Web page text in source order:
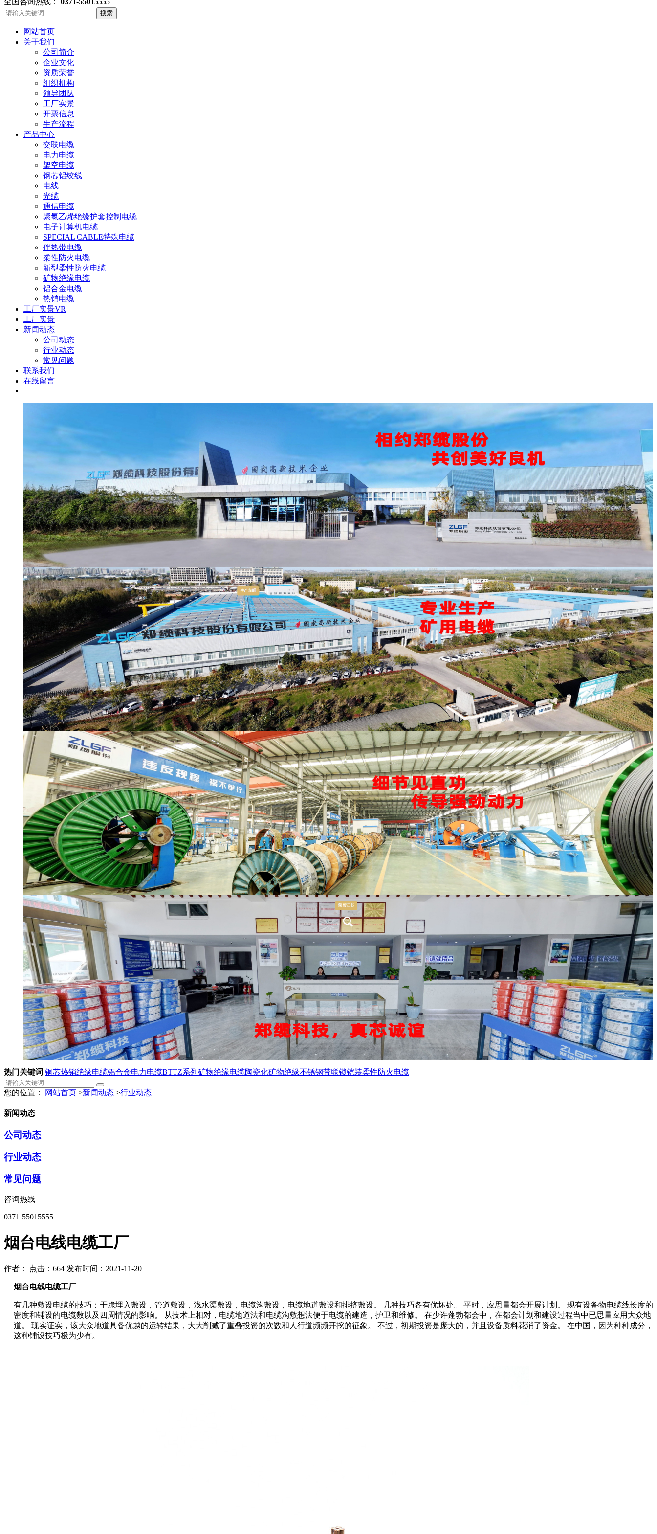
全国咨询热线： 0371-55015555
搜索
网站首页
关于我们
公司简介
企业文化
资质荣誉
组织机构
领导团队
工厂实景
开票信息
生产流程
产品中心
交联电缆
电力电缆
架空电缆
钢芯铝绞线
电线
光缆
通信电缆
聚氯乙烯绝缘护套控制电缆
电子计算机电缆
SPECIAL CABLE特殊电缆
伴热带电缆
柔性防火电缆
新型柔性防火电缆
矿物绝缘电缆
铝合金电缆
热销电缆
工厂实景VR
工厂实景
新闻动态
公司动态
行业动态
常见问题
联系我们
在线留言
热门关键词 铜芯热销绝缘电缆铝合金电力电缆BTTZ系列矿物绝缘电缆陶瓷化矿物绝缘不锈钢带联锁铠装柔性防火电缆
您的位置： 网站首页 >新闻动态 >行业动态
新闻动态
公司动态
行业动态
常见问题
咨询热线
0371-55015555
烟台电线电缆工厂
作者： 点击：664 发布时间：2021-11-20
烟台电线电缆工厂
有几种敷设电缆的技巧：干脆埋入敷设，管道敷设，浅水渠敷设，电缆沟敷设，电缆地道敷设和排挤敷设。 几种技巧各有优坏处。 平时，应思量都会开展计划。 现有设备物电缆线长度的
密度和铺设的电缆数以及四周情况的影响。 从技术上相对，电缆地道法和电缆沟敷想法便于电缆的建造，护卫和维修。 在少许蓬勃都会中，在都会计划和建设过程当中已思量应用大众地
道。 现实证实，该大众地道具备优越的运转结果，大大削减了重叠投资的次数和人行道频频开挖的征象。 不过，初期投资是庞大的，并且设备质料花消了资金。 在中国，因为种种成分，
这种铺设技巧极为少有。